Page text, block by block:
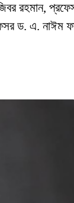
রহমান,
ড. এ. নাঈম